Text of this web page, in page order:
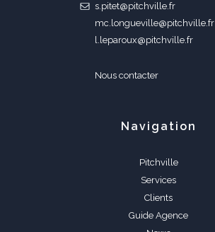
s.pitet@pitchville.fr
mc.longueville@pitchville.fr
l.leparoux@pitchville.fr
Nous contacter
Navigation
Pitchville
Services
Clients
Guide Agence